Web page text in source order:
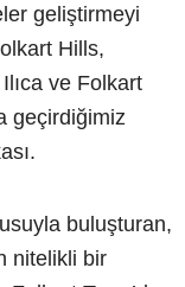
geliştirmeyi
Hills,
ve Folkart
geçirdiğimiz
buluşturan,
nitelikli bir